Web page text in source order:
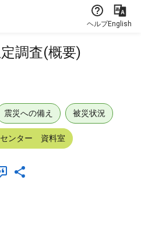
ヘルプEnglish
調査(概要)
震災への備え 被災状況
センター 資料室